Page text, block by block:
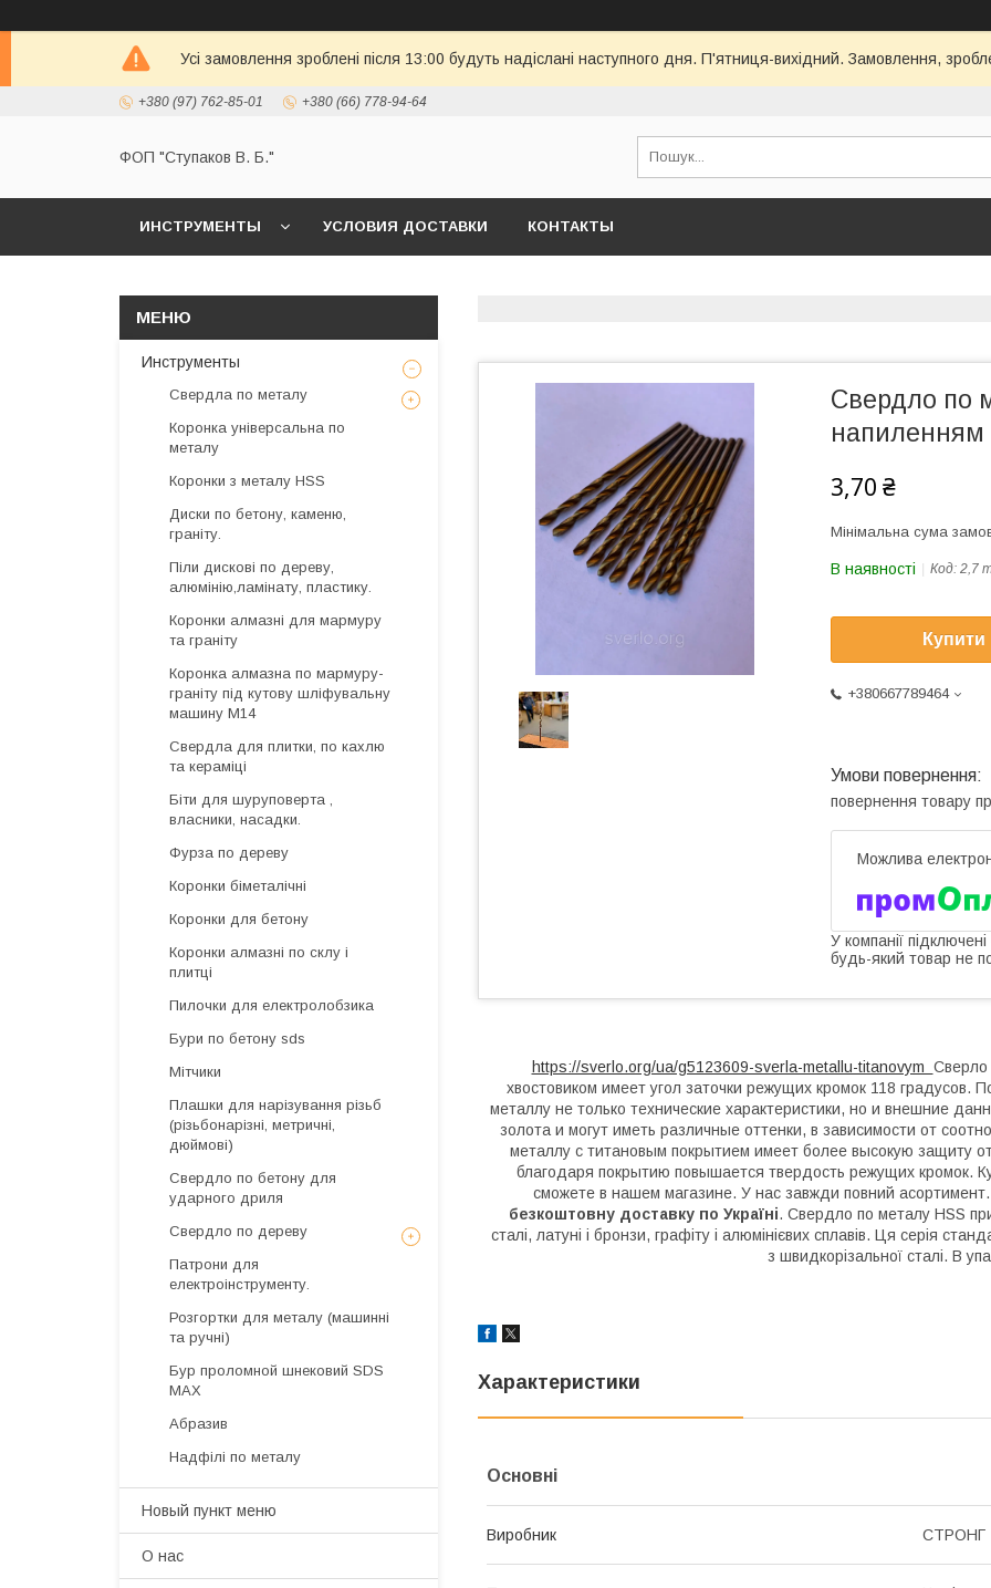
Усі замовлення зроблені після 13:00 будуть надіслані наступного дня. П'ятниця-вихідний. Замовлення,
+380 (97) 762-85-01 +380 (66) 778-94-64
ФОП "Ступаков В. Б."
ИНСТРУМЕНТЫ УСЛОВИЯ ДОСТАВКИ КОНТАКТЫ
Свердло по
напиленням
3,70 ₴
Мінімальна сума
В наявності Код: 2,7
Купити
+380667789464
повернення товару
У компанії
будь-який товар не
https://sverlo.org/ua/g5123609-sverla-metallu-titanovym Сверло
хвостовиком имеет угол заточки режущих кромок 118 градусов.
металлу не только технические характеристики, но и внешние
золота и могут иметь различные оттенки, в зависимости от
металлу с титановым покрытием имеет более высокую защиту
благодаря покрытию повышается твердость режущих кромок.
сможете в нашем магазине. У нас завжди повний
безкоштовну доставку по Україні. Свердло по металу HSS
сталі, латуні і бронзи, графіту і алюмінієвих сплавів. Ця серія
з швидкорізальної сталі. В
Характеристики
Основні
Виробник СТРОНГ
Инструменты
Свердла по металу
Коронка універсальна по
металу
Коронки з металу HSS
Диски по бетону, каменю,
граніту.
Піли дискові по дереву,
алюмінію,ламінату, пластику.
Коронки алмазні для мармуру
та граніту
Коронка алмазна по мармуру-
граніту під кутову шліфувальну
машину М14
Свердла для плитки, по кахлю
та кераміці
Біти для шуруповерта ,
власники, насадки.
Фурза по дереву
Коронки біметалічні
Коронки для бетону
Коронки алмазні по склу і
плитці
Пилочки для електролобзика
Бури по бетону sds
Мітчики
Плашки для нарізування різьб
(різьбонарізні, метричні,
дюймові)
Свердло по бетону для
ударного дриля
Свердло по дереву
Патрони для
електроінструменту.
Розгортки для металу (машинні
та ручні)
Бур проломной шнековий SDS
MAX
Абразив
Надфілі по металу
Новый пункт меню
О нас